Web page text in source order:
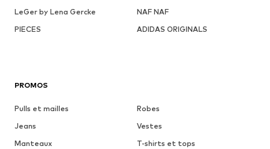
LeGer by Lena Gercke
NAF NAF
PIECES
ADIDAS ORIGINALS
PROMOS
Pulls et mailles
Robes
Jeans
Vestes
Manteaux
T-shirts et tops